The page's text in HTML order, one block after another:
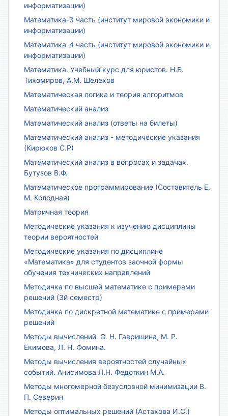
информатизации)
Математика-3 часть (институт мировой экономики и
информатизации)
Математика-4 часть (институт мировой экономики и
информатизации)
Математика. Учебный курс для юристов. Н.Б.
Тихомиров, А.М. Шелехов
Математическая логика и теория алгоритмов
Математический анализ
Математический анализ (ответы на билеты)
Математический анализ - методические указания
(Кирюков С.Р)
Математический анализ в вопросах и задачах.
Бутузов В.Ф.
Математическое программирование (Составитель Е.
М. Колодная)
Матричная теория
Методические указания к изучению дисциплины
теории вероятностей
Методические указания по дисциплине
«Математика» для студентов заочной формы
обучения технических направлений
Методичка по высшей математике с примерами
решений (3й семестр)
Методичка по дискретной математике с примерами
решений
Методы вычислений. О. Н. Гавришина, М. Р.
Екимова, Л. Н. Фомина.
Методы вычисления вероятностей случайных
событий. Анисимова Л.Н. Федоткин М.А.
Методы многомерной безусловной минимизации В.
П. Северин
Методы оптимальных решений (Астахова И.С.)